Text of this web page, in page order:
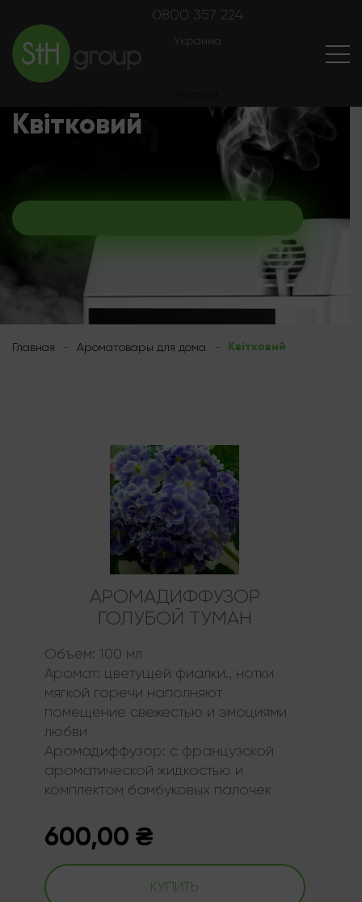
0800 357 224
Украина
Квітковий
Главная - Ароматовары для дома - Квітковий
АРОМАДИФФУЗОР
ГОЛУБОЙ ТУМАН
Объем:100 мл
Аромат: цветущей фиалки., нотки
мягкой горечи наполняют
помещение свежестью и эмоциями
любви
Аромадиффузор: с французской
ароматической жидкостью и
комплектом бамбуковых палочек
600,00₴
КУПИТЬ